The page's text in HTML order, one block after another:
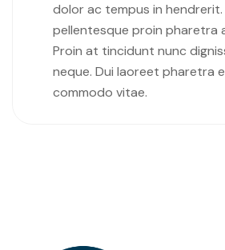
dolor ac tempus in hendrerit.
pellentesque proin pharetra
Proin at tincidunt nunc
neque. Dui laoreet pharetra
commodo vitae.